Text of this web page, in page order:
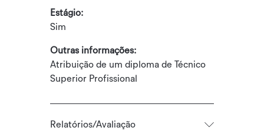
Estágio:
Sim
Outras informações:
Atribuição de um diploma de Técnico
Superior Profissional
Relatórios/Avaliação